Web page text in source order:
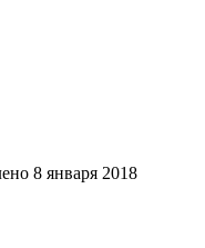
8 января 2018